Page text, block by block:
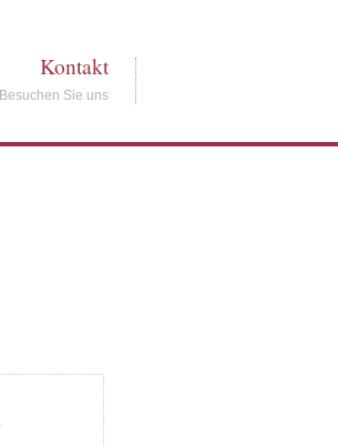
Kontakt
Besuchen Sie uns